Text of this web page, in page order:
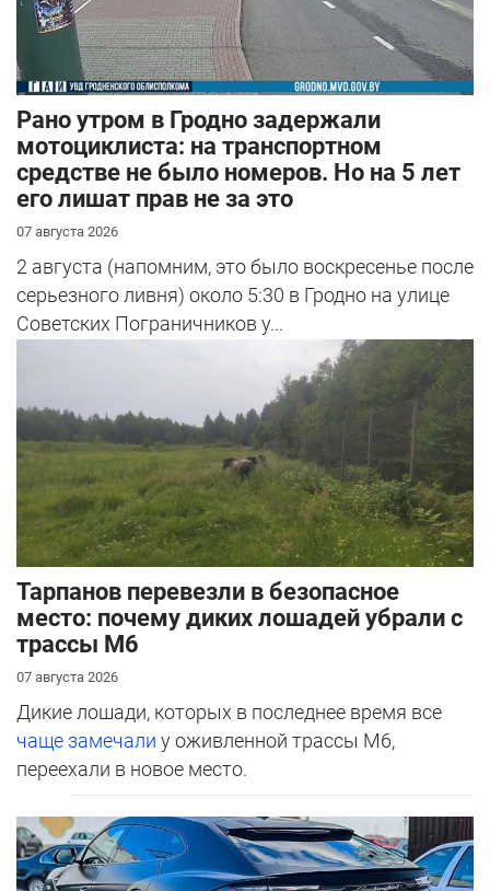
Рано утром в Гродно задержали
мотоциклиста: на транспортном
средстве не было номеров. Но на 5 лет
его лишат прав не за это
07 августа 2026
2 августа (напомним, это было воскресенье после
серьезного ливня) около 5:30 в Гродно на улице
Советских Пограничников у...
Тарпанов перевезли в безопасное
место: почему диких лошадей убрали с
трассы М6
07 августа 2026
Дикие лошади, которых в последнее время все
чаще замечали у оживленной трассы М6,
переехали в новое место.